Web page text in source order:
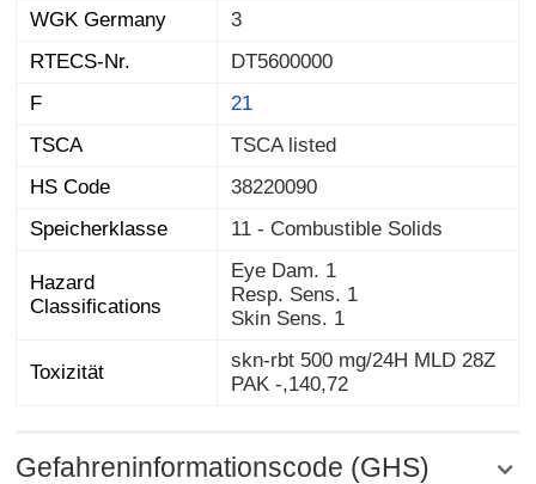
WGK Germany
3
RTECS-Nr.
DT5600000
F
21
TSCA
TSCA listed
HS Code
38220090
Speicherklasse
11 - Combustible Solids
Hazard
Classifications
Eye Dam. 1
Resp. Sens. 1
Skin Sens. 1
Toxizität
skn-rbt 500 mg/24H MLD 28Z
PAK -,140,72
Gefahreninformationscode (GHS)